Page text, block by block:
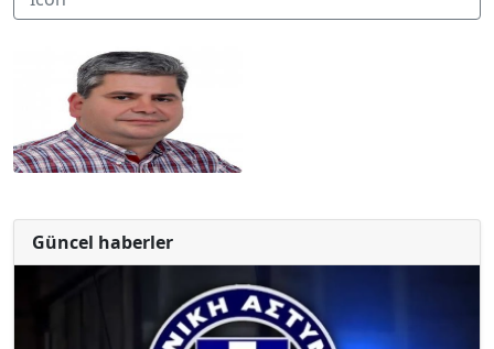
Güncel haberler